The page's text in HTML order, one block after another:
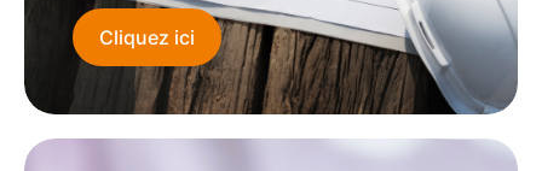
Cliquez ici